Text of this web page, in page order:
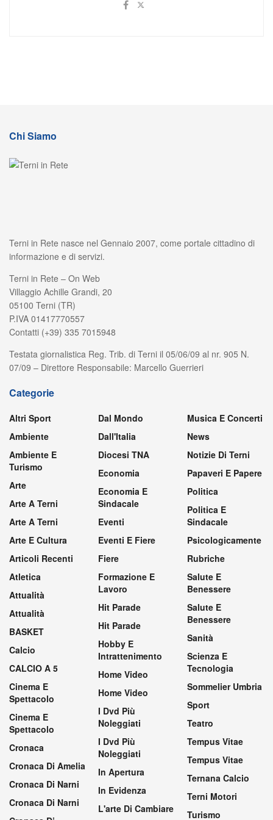
Chi Siamo
Terni in Rete nasce nel Gennaio 2007, come portale cittadino di
informazione e di servizi.
Terni in Rete – On Web
Villaggio Achille Grandi, 20
05100 Terni (TR)
P.IVA 01417770557
Contatti (+39) 335 7015948
Testata giornalistica Reg. Trib. di Terni il 05/06/09 al nr. 905 N.
07/09 – Direttore Responsabile: Marcello Guerrieri
Categorie
Altri Sport
Ambiente
Ambiente E
Turismo
Arte
Arte A Terni
Arte A Terni
Arte E Cultura
Articoli Recenti
Atletica
Attualità
Attualità
BASKET
Calcio
CALCIO A 5
Cinema E
Spettacolo
Cinema E
Spettacolo
Cronaca
Cronaca Di Amelia
Cronaca Di Narni
Cronaca Di Narni
Dal Mondo
Dall'Italia
Diocesi TNA
Economia
Economia E
Sindacale
Eventi
Eventi E Fiere
Fiere
Formazione E
Lavoro
Hit Parade
Hit Parade
Hobby E
Intrattenimento
Home Video
Home Video
I Dvd Più
Noleggiati
I Dvd Più
Noleggiati
In Apertura
In Evidenza
L'arte Di Cambiare
Musica E Concerti
News
Notizie Di Terni
Papaveri E Papere
Politica
Politica E
Sindacale
Psicologicamente
Rubriche
Salute E
Benessere
Salute E
Benessere
Sanità
Scienza E
Tecnologia
Sommelier Umbria
Sport
Teatro
Tempus Vitae
Tempus Vitae
Ternana Calcio
Terni Motori
Turismo